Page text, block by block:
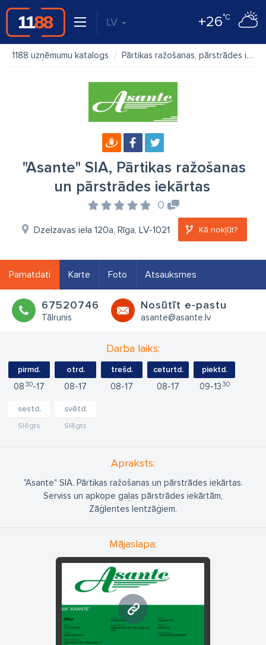
LV +26°C
1188 uzņēmumu katalogs Pārtikas ražošanas, pārstrādes iekārtas
"Asante" SIA, Pārtikas ražošanas
un pārstrādes iekārtas
0
Dzelzavas iela 120a, Rīga, LV-1021 Kā nokļūt?
Pamatdati Karte Foto Atsauksmes
67520746
Tālrunis
Nosūtīt e-pastu
asante@asante.lv
Darba laiks:
pirmd.
08 30 17
otrd.
08 17
trešd.
08 17
ceturtd.
08 17
piektd.
09 13 30
sestd.
Slēgts
svētd.
Slēgts
Apraksts:
"Asante" SIA. Pārtikas ražošanas un pārstrādes iekārtas.
Serviss un apkope gaļas pārstrādes iekārtām,
Zāģlentes lentzāģiem.
Mājaslapa:
www.asante.lv